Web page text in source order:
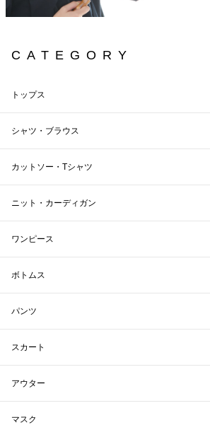
CATEGORY
トップス
シャツ・ブラウス
カットソー・Tシャツ
ニット・カーディガン
ワンピース
ボトムス
パンツ
スカート
アウター
マスク